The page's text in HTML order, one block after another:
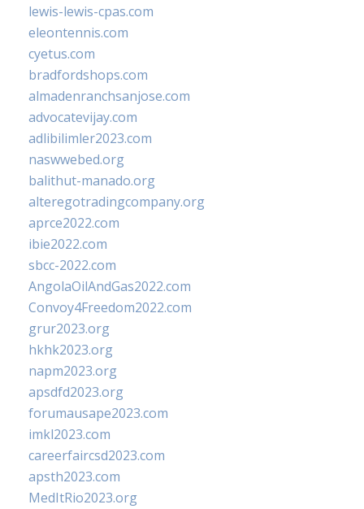
lewis-lewis-cpas.com
eleontennis.com
cyetus.com
bradfordshops.com
almadenranchsanjose.com
advocatevijay.com
adlibilimler2023.com
naswwebed.org
balithut-manado.org
alteregotradingcompany.org
aprce2022.com
ibie2022.com
sbcc-2022.com
AngolaOilAndGas2022.com
Convoy4Freedom2022.com
grur2023.org
hkhk2023.org
napm2023.org
apsdfd2023.org
forumausape2023.com
imkl2023.com
careerfaircsd2023.com
apsth2023.com
MedItRio2023.org